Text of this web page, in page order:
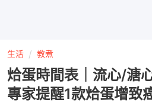
生活 教煮
烚蛋時間表｜流心/溏
專家提醒1款烚蛋增致